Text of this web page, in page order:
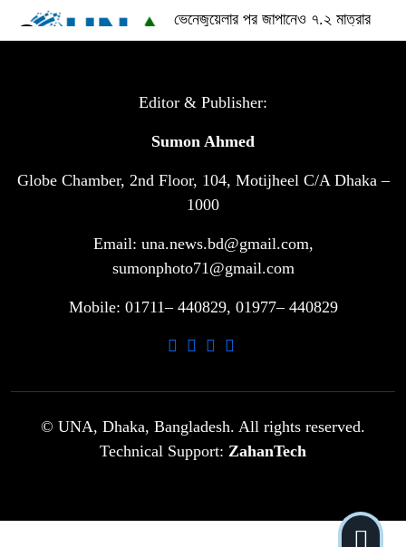
ভেনেজুয়েলার পর জাপানেও ৭.২ মাত্রার
শক্তিশালী ভূমিকম্প
টানা ৩ ম্যাচে গোল ভিনির, ইতিহাস বলছে
সরকারি ৩শ কেজি বই বিক্রির অভিযোগ
মাদ্রাসা সুপারের বিরুদ্ধে
গাড়ি বিক্রির পর মালিকানা পরিবর্তনে কঠোর
আ.লীগ ও বিএনপির বিরুদ্ধে সমানভাবে
ঢাবিতে মাথায় কাঁঠাল পড়ে মালির মৃত্যু
Editor & Publisher:
Sumon Ahmed
Globe Chamber, 2nd Floor, 104, Motijheel C/A Dhaka –
1000
Email: una.news.bd@gmail.com,
sumonphoto71@gmail.com
Mobile: 01711– 440829, 01977– 440829
© UNA, Dhaka, Bangladesh. All rights reserved.
Technical Support: ZahanTech